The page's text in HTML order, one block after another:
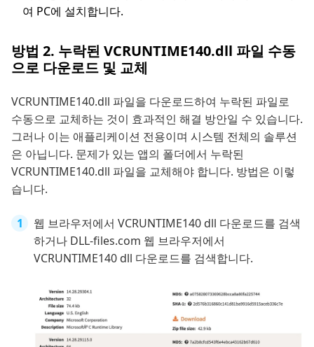
여 PC에 설치합니다.
방법 2. 누락된 VCRUNTIME140.dll 파일 수동
으로 다운로드 및 교체
VCRUNTIME140.dll 파일을 다운로드하여 누락된 파일로
수동으로 교체하는 것이 효과적인 해결 방안일 수 있습니다.
그러나 이는 애플리케이션 전용이며 시스템 전체의 솔루션
은 아닙니다. 문제가 있는 앱의 폴더에서 누락된
VCRUNTIME140.dll 파일을 교체해야 합니다. 방법은 이렇
습니다.
웹 브라우저에서 VCRUNTIME140 dll 다운로드를 검색
하거나 DLL‑files.com 웹 브라우저에서
VCRUNTIME140 dll 다운로드를 검색합니다.